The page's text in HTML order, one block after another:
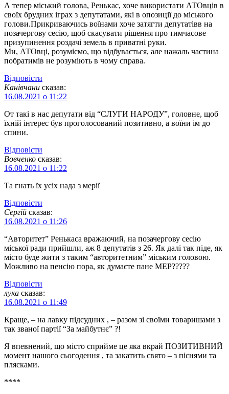
А тепер міський голова, Ренькас, хоче використати АТОвців в
своїх брудних іграх з депутатами, які в опозиції до міського
голови.Прикриваючись воїнами хоче затягти депутатівв на
позачергову сесію, щоб скасувати рішення про тимчасове
призупинення роздачі земель в приватні руки.
Ми, АТОвці, розуміємо, що відбувається, але нажаль частина
побратимів не розуміють в чому справа.
Відповіcти
Канівчани сказав:
16.08.2021 о 11:22
От такі в нас депутати від “СЛУГИ НАРОДУ”, головне, щоб
їхній інтерес був проголосований позитивно, а воїни ім до
спини.
Відповіcти
Вовченко сказав:
16.08.2021 о 11:22
Та гнать їх усіх нада з мерії
Відповіcти
Сергій сказав:
16.08.2021 о 11:26
“Авторитет” Ренькаса вражаючий, на позачергову сесію
міської ради прийшли, аж 8 депутатів з 26. Як далі так піде, як
місто буде жити з таким “авторитетним” міським головою.
Можливо на пенсію пора, як думаєте пане МЕР?????
Відповіcти
лука сказав:
16.08.2021 о 11:49
Краще, – на лавку підсудних , – разом зі своїми товаришами з
так званої партії “За майбутнє” ?!
Я впевнений, що місто сприйме це яка вкрай ПОЗИТИВНИЙ
момент нашого сьогодення , та закатить свято – з піснями та
плясками.
****